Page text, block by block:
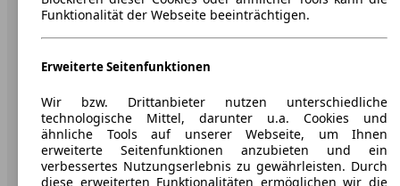
Über AutoScout24
Werbung
AGB
Datenschutz
Funktionalität der Webseite beeinträchtigen.
Erweiterte Seitenfunktionen
Wir bzw. Drittanbieter nutzen unterschiedliche
technologische Mittel, darunter u.a. Cookies und
ähnliche Tools auf unserer Webseite, um Ihnen
erweiterte Seitenfunktionen anzubieten und ein
verbessertes Nutzungserlebnis zu gewährleisten. Durch
diese erweiterten Funktionalitäten ermöglichen wir die